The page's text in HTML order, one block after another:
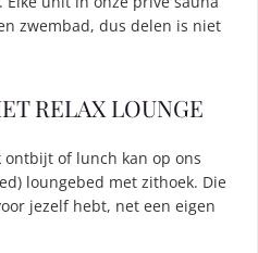
zwembad, dus delen is niet
RELAX LOUNGE
of lunch kan op ons
loungebed met zithoek. Die
jezelf hebt, net een eigen